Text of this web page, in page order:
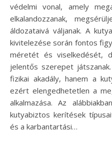
védelmi vonal, amely
elkalandozzanak,
áldozataivá váljanak. A
kivitelezése során fontos
méretét és viselkedését,
jelentős szerepet
fizikai akadály, hanem a
ezért elengedhetetlen a
alkalmazása. Az
kutyabiztos kerítések
és a karbantartási…